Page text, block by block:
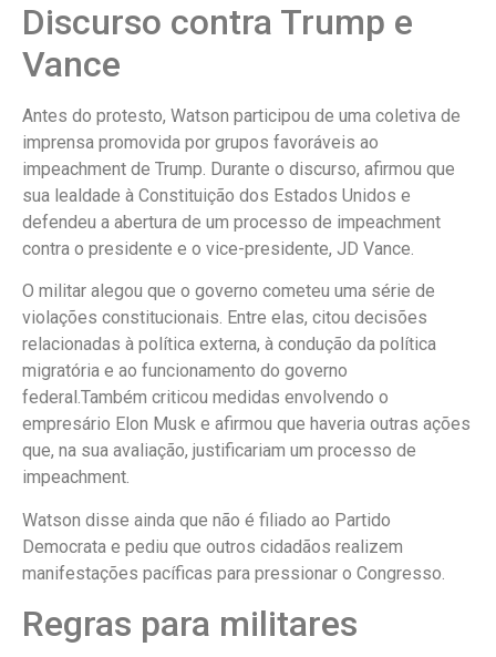
Discurso contra Trump e
Vance
Antes do protesto, Watson participou de uma coletiva de
imprensa promovida por grupos favoráveis ao
impeachment de Trump. Durante o discurso, afirmou que
sua lealdade à Constituição dos Estados Unidos e
defendeu a abertura de um processo de impeachment
contra o presidente e o vice-presidente, JD Vance.
O militar alegou que o governo cometeu uma série de
violações constitucionais. Entre elas, citou decisões
relacionadas à política externa, à condução da política
migratória e ao funcionamento do governo
federal.Também criticou medidas envolvendo o
empresário Elon Musk e afirmou que haveria outras ações
que, na sua avaliação, justificariam um processo de
impeachment.
Watson disse ainda que não é filiado ao Partido
Democrata e pediu que outros cidadãos realizem
manifestações pacíficas para pressionar o Congresso.
Regras para militares